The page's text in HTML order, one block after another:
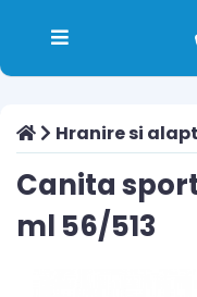
Hranire si
Canita
ml 56/513